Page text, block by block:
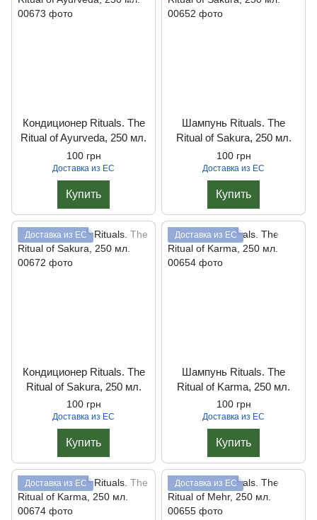
Кондиционер Rituals. The
Ritual of Ayurveda, 250 мл.
100 грн
Доставка из ЕС
Купить
Шампунь Rituals. The
Ritual of Sakura, 250 мл.
100 грн
Доставка из ЕС
Купить
Доставка из ЕС
Кондиционер Rituals. The
Ritual of Sakura, 250 мл.
100 грн
Доставка из ЕС
Купить
Доставка из ЕС
Шампунь Rituals. The
Ritual of Karma, 250 мл.
100 грн
Доставка из ЕС
Купить
Доставка из ЕС Доставка из ЕС